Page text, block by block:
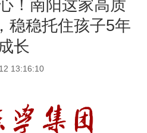
！南阳这家高质
稳稳托住孩子5年
长
12 13:16:10